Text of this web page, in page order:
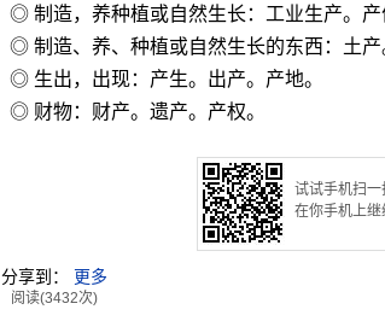
◎ 制造，养种植或自然生长：工业生产。产
◎ 制造、养、种植或自然生长的东西：土产
◎ 生出，出现：产生。出产。产地。
◎ 财物：财产。遗产。产权。
试试手机扫一
在你手机上
分享到： 更多
阅读(3432次)